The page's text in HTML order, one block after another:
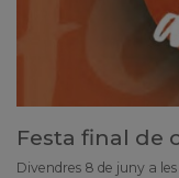
Festa final de
Divendres 8 de juny a